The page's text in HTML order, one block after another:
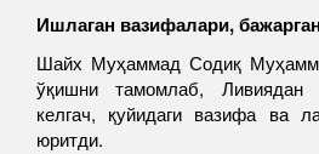
Ишлаган вазифалари,
Шайх Муҳаммад Содиқ
ўқишни тамомлаб, Ливиядан
келгач, қуйидаги вазифа ва
юритди.